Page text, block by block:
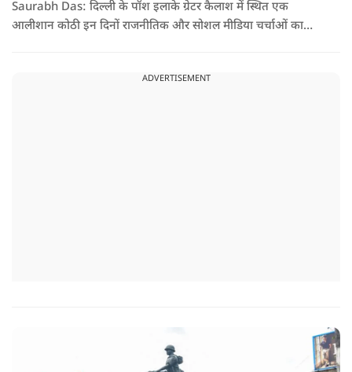
Saurabh Das: दिल्ली के पॉश इलाके ग्रेटर कैलाश में स्थित एक
आलीशान कोठी इन दिनों राजनीतिक और सोशल मीडिया चर्चाओं का
ADVERTISEMENT